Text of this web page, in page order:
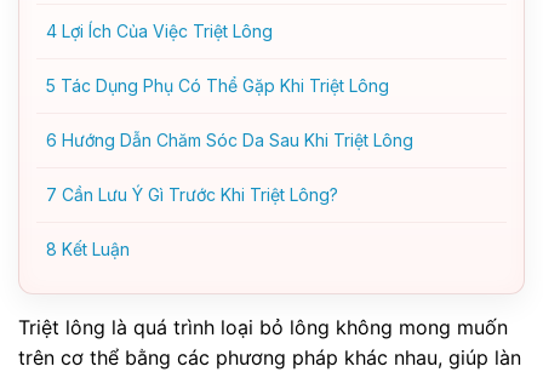
4 Lợi Ích Của Việc Triệt Lông
5 Tác Dụng Phụ Có Thể Gặp Khi Triệt Lông
6 Hướng Dẫn Chăm Sóc Da Sau Khi Triệt Lông
7 Cần Lưu Ý Gì Trước Khi Triệt Lông?
8 Kết Luận
Triệt lông là quá trình loại bỏ lông không mong muốn
trên cơ thể bằng các phương pháp khác nhau, giúp làn